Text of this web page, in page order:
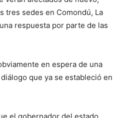
tres sedes en Comondú, La
respuesta por parte de las
en espera de una
que ya se estableció en
el gobernador del estado,